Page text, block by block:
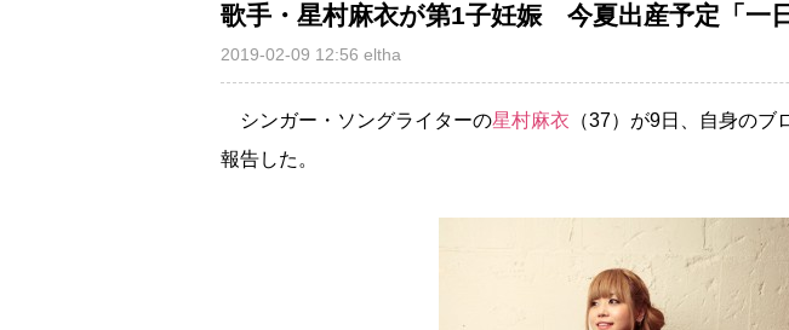
歌手・星村麻衣が第1子妊娠 今夏出産予定「一
2019-02-09 12:56 eltha
シンガー・ソングライターの星村麻衣 （37）が9日、自身の
報告した。